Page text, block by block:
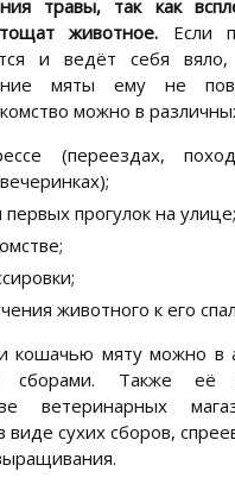
травы, так как
животное. Если
и ведёт себя
мяты ему не
можно в
(переездах,
прогулок на улице;
животного к его
кошачью мяту можно в
сборами. Также
ветеринарных
виде сухих сборов,